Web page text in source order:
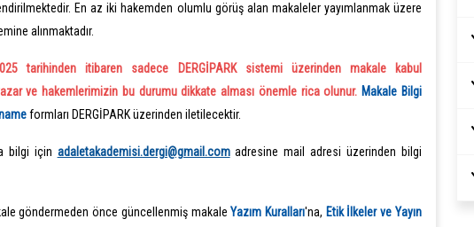
En az iki hakemden olumlu görüş alan makaleler yayımlanmak üzere
alınmaktadır.
tarihinden itibaren sadece DERGİPARK sistemi üzerinden makale kabul
ve hakemlerimizin bu durumu dikkate alması önemle rica olunur. Makale Bilgi
formları DERGİPARK üzerinden iletilecektir.
bilgi için adaletakademisi.dergi@gmail.com adresine mail adresi üzerinden bilgi
göndermeden önce güncellenmiş makaleYazım Kuralları'na, Etik İlkeler ve Yayın